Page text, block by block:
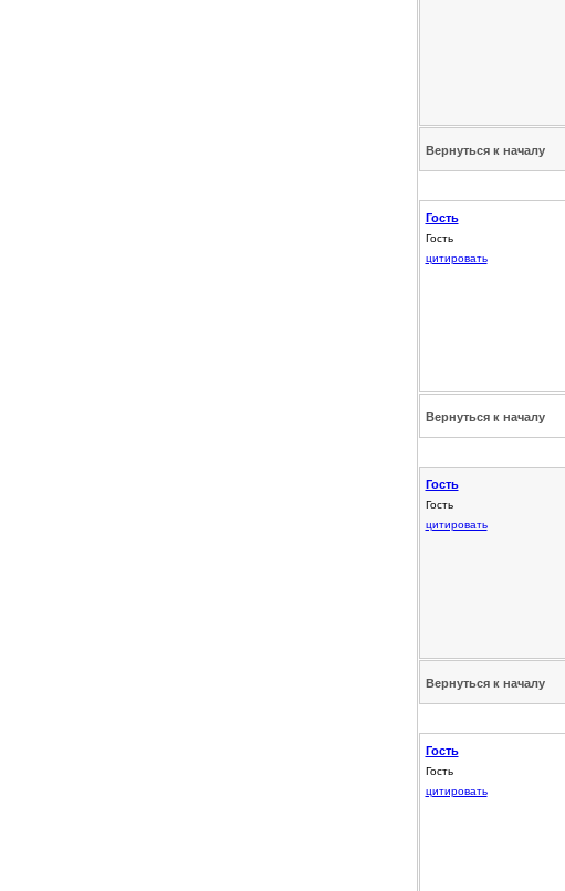
Вернуться к началу
Гость
Гость
цитировать
Вернуться к началу
Гость
Гость
цитировать
Вернуться к началу
Гость
Гость
цитировать